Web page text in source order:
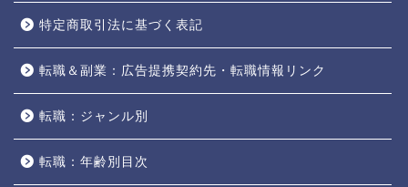
特定商取引法に基づく表記
転職＆副業：広告提携契約先・転職情報リンク
転職：ジャンル別
転職：年齢別目次